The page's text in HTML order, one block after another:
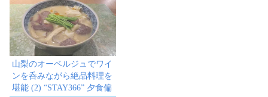
山梨のオーベルジュでワイ
ンを呑みながら絶品料理を
堪能 (2) “STAY366” 夕食偏